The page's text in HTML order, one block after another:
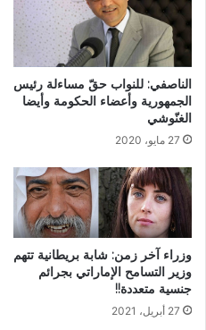
الناصفي: للنواب حقّ مساءلة رئيس
الجمهورية وأعضاء الحكومة وأيضا
الغنّوشي
27 مايو، 2020
وزراء آخر زمن: شابة بريطانية تتهم
وزير التسامح الإماراتي بجرائم
جنسية متعددة!!
27 أبريل، 2021